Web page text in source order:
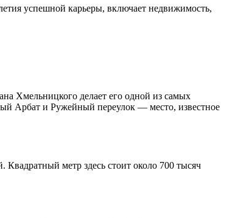
успешной карьеры, включает недвижимость,
Хмельницкого делает его одной из самых
Арбат и Ружейный переулок — место, известное
метр здесь стоит около 700 тысяч